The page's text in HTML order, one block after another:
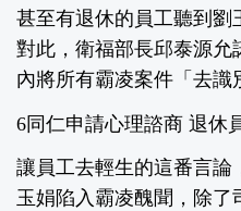
甚至有退休的員工聽到劉
對此，衛福部長邱泰源允
內將所有霸凌案件「去識
6同仁申請心理諮商 退休
讓員工去輕生的這番言論
玉娟陷入霸凌醜聞，除了